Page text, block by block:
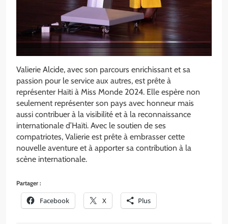
Valierie Alcide, avec son parcours enrichissant et sa
passion pour le service aux autres, est prête à
représenter Haïti à Miss Monde 2024. Elle espère non
seulement représenter son pays avec honneur mais
aussi contribuer à la visibilité et à la reconnaissance
internationale d’Haïti. Avec le soutien de ses
compatriotes, Valierie est prête à embrasser cette
nouvelle aventure et à apporter sa contribution à la
scène internationale.
Partager :
Facebook X Plus